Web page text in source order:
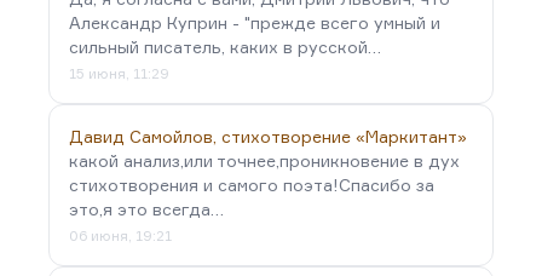
Александр Куприн - "прежде всего умный и
сильный писатель, каких в русской…
15 июня, 11:29
Давид Самойлов, стихотворение «Маркитант»
какой анализ,или точнее,проникновение в дух
стихотворения и самого поэта!Спасибо за
это,я это всегда…
06 июня, 19:21